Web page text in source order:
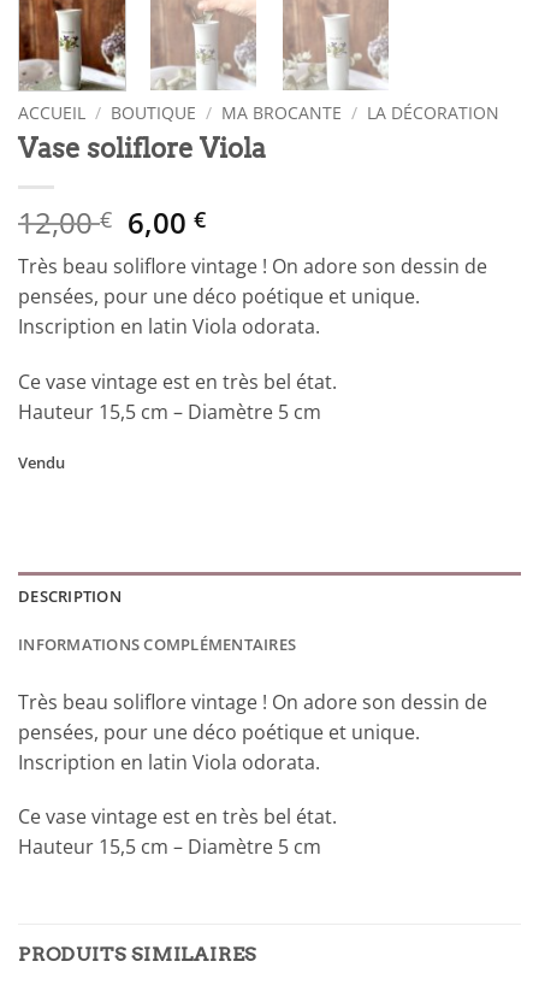
ACCUEIL / BOUTIQUE / MA BROCANTE / LA DÉCORATION
Vase soliflore Viola
12,00€ Le
prix
initial
était :
12,00 €.
6,00€Le
prix
actuel
est :
6,00 €.
Très beau soliflore vintage ! On adore son dessin de
pensées, pour une déco poétique et unique.
Inscription en latin Viola odorata.
Ce vase vintage est en très bel état.
Hauteur 15,5 cm – Diamètre 5 cm
Vendu
DESCRIPTION
INFORMATIONS COMPLÉMENTAIRES
Très beau soliflore vintage ! On adore son dessin de
pensées, pour une déco poétique et unique.
Inscription en latin Viola odorata.
Ce vase vintage est en très bel état.
Hauteur 15,5 cm – Diamètre 5 cm
PRODUITS SIMILAIRES